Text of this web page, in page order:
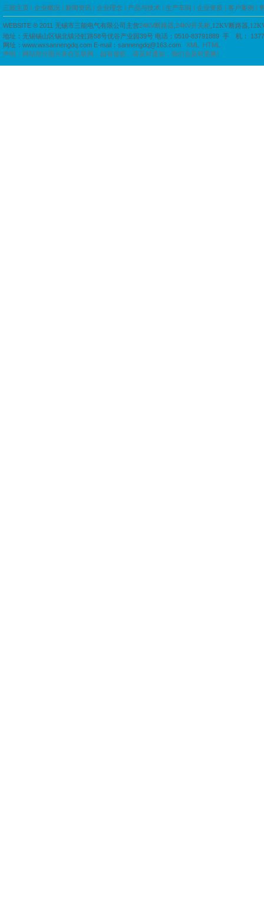
三能主页 | 企业概况 | 新闻资讯 | 企业理念 | 产品与技术 | 生产车间 | 企业资质 | 客户案例 |
WEBSITE ® 2011 无锡市三能电气有限公司主营24KV断路器 24KV开关柜 ,12KV断路器
地址： 无锡锡山区锡北镇泾虹路58号优谷产业园39号 电话： 0510-83791889 手 机：
网址： www.wxsannengdq.com E-mail： sannengdq@163.com XML
HTML
声明：网站部分图片来自互联网，如有侵权，请及时通知，我们会及时更换!